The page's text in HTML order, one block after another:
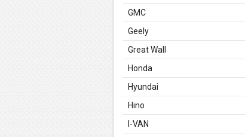
GMC
Geely
Great Wall
Honda
Hyundai
Hino
I-VAN